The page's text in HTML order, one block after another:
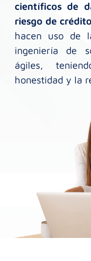
científicos de
riesgo de
hacen uso de
ingeniería de
ágiles,
honestidad y la